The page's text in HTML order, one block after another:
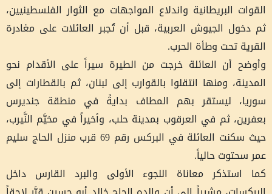
القوات البريطانية واندلاع المواجهات مع الثوار الفلسطينيين،
ثم دخول الجيوش العربية، قبل أن تُجبر العائلات على مغادرة
القرية تحت وطأة الحرب.
وأوضح أن العائلة خرجت من الطيرة سيراً على الأقدام نحو
المدينة، ومنها انتقلوا بالقوارب إلى لبنان، ثم بالقطارات إلى
سوريا، ليستقر بهم المطاف بدايةً في منطقة جنديرس
بعفرين، ثم في العرقوب بمدينة حلب، وأخيراً في مخيَّم النَّيرب،
حيث سكنت العائلة في البركس رقم 69 قرب منزل الحاج سليم
عمر سحتوت حالياً.
كما استذكر معاناة اللجوء الأولى والبرد القارس داخل